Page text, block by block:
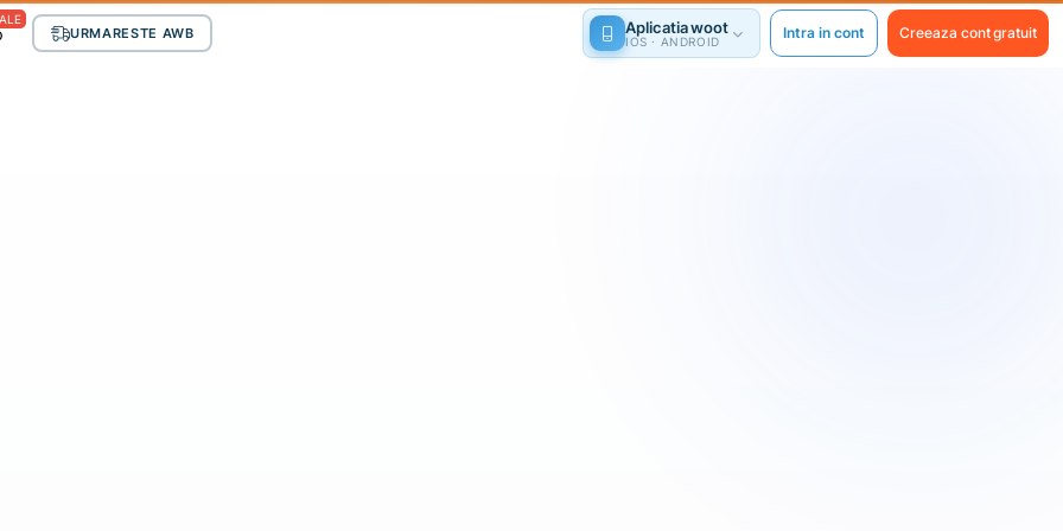
URMARESTE AWB Aplicatia woot
IOS · ANDROID Intra in cont Creeaza cont gratuit